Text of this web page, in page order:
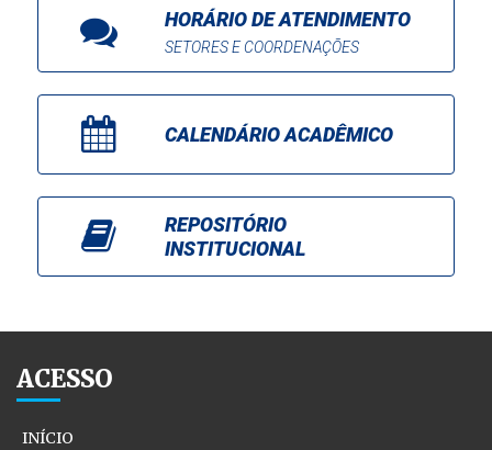
HORÁRIO DE ATENDIMENTO
SETORES E COORDENAÇÕES
CALENDÁRIO ACADÊMICO
REPOSITÓRIO
INSTITUCIONAL
ACESSO
INÍCIO